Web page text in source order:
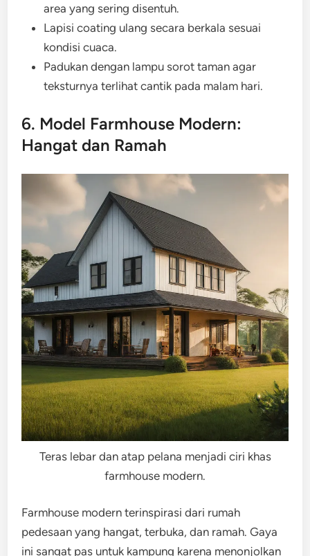
area yang sering disentuh.
Lapisi coating ulang secara berkala sesuai
kondisi cuaca.
Padukan dengan lampu sorot taman agar
teksturnya terlihat cantik pada malam hari.
6. Model Farmhouse Modern:
Hangat dan Ramah
Teras lebar dan atap pelana menjadi ciri khas
farmhouse modern.
Farmhouse modern terinspirasi dari rumah
pedesaan yang hangat, terbuka, dan ramah. Gaya
ini sangat pas untuk kampung karena menonjolkan